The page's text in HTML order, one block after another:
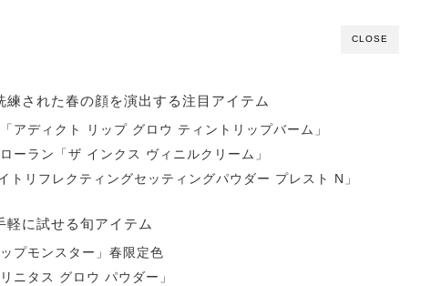
CLOSE
練された春の顔を演出する注目アイテム
アディクト リップ グロウ ティントリップバーム」
ーラン「ザ インクス ヴィニルクリーム」
トリフレクティングセッティングパウダー プレスト N」
軽に試せる旬アイテム
プモンスター」春限定色
ニタス グロウ パウダー」